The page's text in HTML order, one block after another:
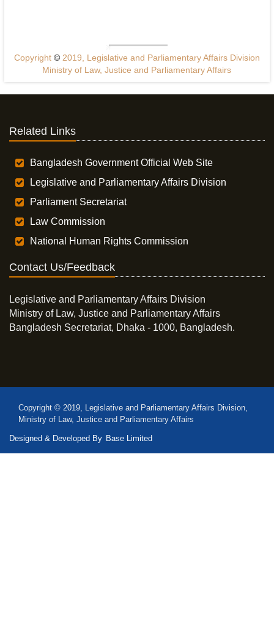
Copyright ©2019, Legislative and Parliamentary Affairs Division
Ministry of Law, Justice and Parliamentary Affairs
Related Links
Bangladesh Government Official Web Site
Legislative and Parliamentary Affairs Division
Parliament Secretariat
Law Commission
National Human Rights Commission
Contact Us/Feedback
Legislative and Parliamentary Affairs Division
Ministry of Law, Justice and Parliamentary Affairs
Bangladesh Secretariat, Dhaka - 1000, Bangladesh.
Copyright © 2019, Legislative and Parliamentary Affairs Division,
Ministry of Law, Justice and Parliamentary Affairs
Designed & Developed By Base Limited